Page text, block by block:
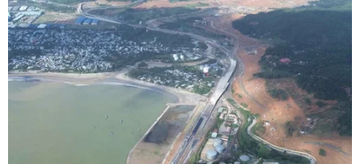
Vĩnh Long triển khai nhiều hoạt
động chăm lo cho nạn nhân chất độc
06/08/2026 03:47